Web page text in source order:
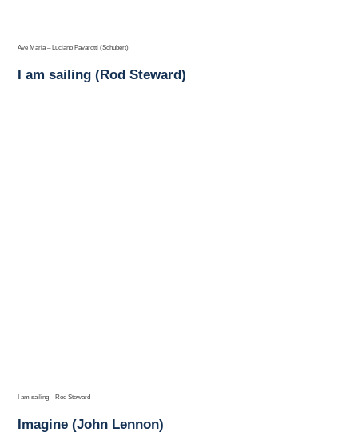
Ave Maria – Luciano Pavarotti (Schubert)
I am sailing (Rod Steward)
I am sailing – Rod Steward
Imagine (John Lennon)